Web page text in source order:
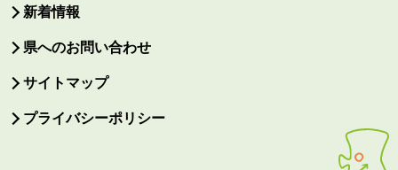
新着情報
県へのお問い合わせ
サイトマップ
プライバシーポリシー